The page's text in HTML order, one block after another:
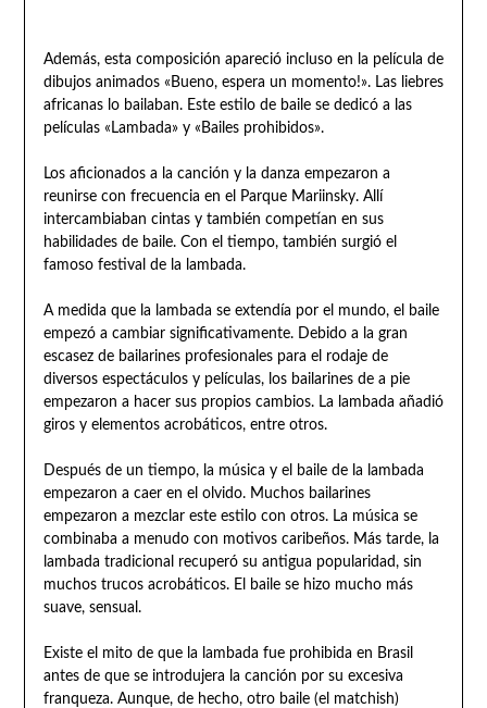
Además, esta composición apareció incluso en la película de
dibujos animados «Bueno, espera un momento!». Las liebres
africanas lo bailaban. Este estilo de baile se dedicó a las
películas «Lambada» y «Bailes prohibidos».
Los aficionados a la canción y la danza empezaron a
reunirse con frecuencia en el Parque Mariinsky. Allí
intercambiaban cintas y también competían en sus
habilidades de baile. Con el tiempo, también surgió el
famoso festival de la lambada.
A medida que la lambada se extendía por el mundo, el baile
empezó a cambiar significativamente. Debido a la gran
escasez de bailarines profesionales para el rodaje de
diversos espectáculos y películas, los bailarines de a pie
empezaron a hacer sus propios cambios. La lambada añadió
giros y elementos acrobáticos, entre otros.
Después de un tiempo, la música y el baile de la lambada
empezaron a caer en el olvido. Muchos bailarines
empezaron a mezclar este estilo con otros. La música se
combinaba a menudo con motivos caribeños. Más tarde, la
lambada tradicional recuperó su antigua popularidad, sin
muchos trucos acrobáticos. El baile se hizo mucho más
suave, sensual.
Existe el mito de que la lambada fue prohibida en Brasil
antes de que se introdujera la canción por su excesiva
franqueza. Aunque, de hecho, otro baile (el matchish)